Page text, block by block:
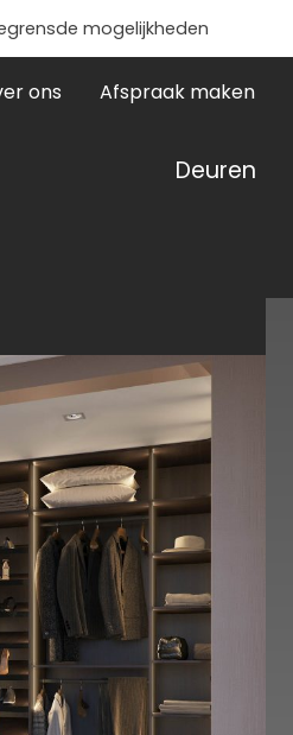
mogelijkheden
ons Afspraak maken
Deuren